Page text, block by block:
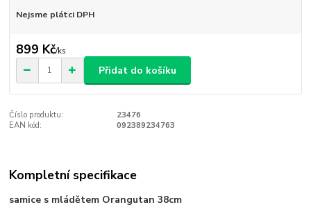
Nejsme plátci DPH
899 Kč/ks
Přidat do košíku
Číslo produktu:
23476
EAN kód:
092389234763
Kompletní specifikace
samice s mládětem Orangutan 38cm